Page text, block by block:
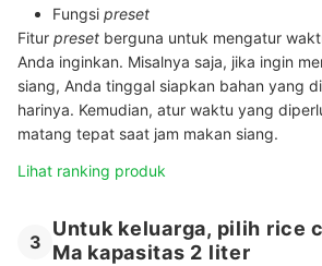
Fungsi preset
Fitur preset berguna untuk mengatur
Anda inginkan. Misalnya saja, jika ingin
siang, Anda tinggal siapkan bahan yang
harinya. Kemudian, atur waktu yang
matang tepat saat jam makan siang.
Lihat ranking produk
3
Untuk keluarga, pilih rice
Ma kapasitas 2 liter